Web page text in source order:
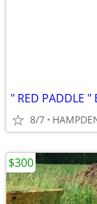
" RED PADDLE "
8/7
$300